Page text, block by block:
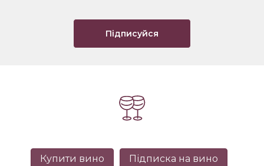
Підписуйся
Купити вино Підписка на вино